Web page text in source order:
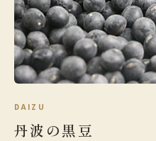
DAIZU
丹波の黒豆